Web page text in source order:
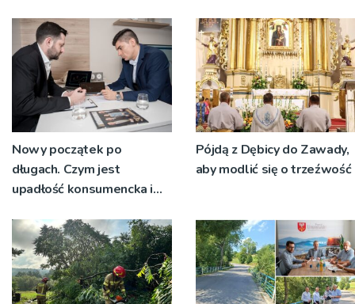
Nowy początek po
długach. Czym jest
upadłość konsumencka i
rozsądnym wyjściem?
Pójdą z Dębicy do Zawady,
aby modlić się o trzeźwość